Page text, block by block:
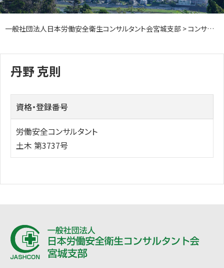
一般社団法人日本労働安全衛生コンサルタント会宮城支部 >コンサルタント
丹野 克則
資格・登録番号
労働安全コンサルタント
土木 第3737号